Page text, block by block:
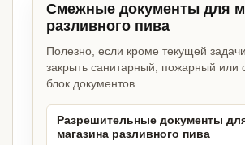
Смежные документы для
разливного пива
Полезно, если кроме текущей
закрыть санитарный, пожарный или
блок документов.
Разрешительные документы
магазина разливного пива